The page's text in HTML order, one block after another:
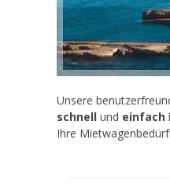
Unsere
schnell und einfach
Ihre